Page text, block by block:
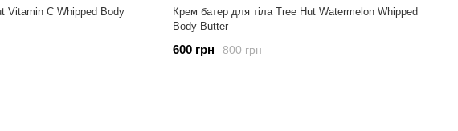
Vitamin C Whipped Body
Крем батер для тіла Tree Hut Watermelon Whipped
Body Butter
800 грн
600 грн